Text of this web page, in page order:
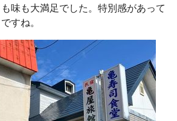
味も大満足でした。特別感があって
すね。